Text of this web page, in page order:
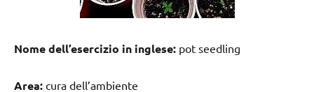
Nome dell’esercizio in inglese: pot seedling
Area: cura dell’ambiente